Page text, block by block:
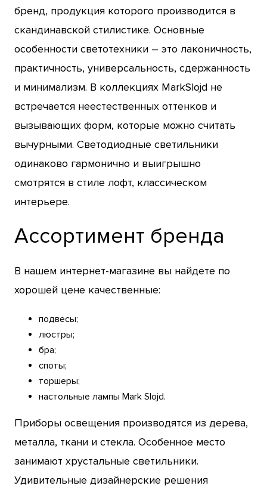
бренд, продукция которого производится в
скандинавской стилистике. Основные
особенности светотехники – это лаконичность,
практичность, универсальность, сдержанность
и минимализм. В коллекциях MarkSlojd не
встречается неестественных оттенков и
вызывающих форм, которые можно считать
вычурными. Светодиодные светильники
одинаково гармонично и выигрышно
смотрятся в стиле лофт, классическом
интерьере.
Ассортимент бренда
В нашем интернет-магазине вы найдете по
хорошей цене качественные:
подвесы;
люстры;
бра;
споты;
торшеры;
настольные лампы Mark Slojd.
Приборы освещения производятся из дерева,
металла, ткани и стекла. Особенное место
занимают хрустальные светильники.
Удивительные дизайнерские решения